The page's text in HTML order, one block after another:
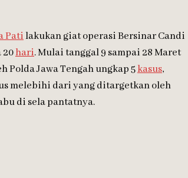
Patilakukan giat operasi Bersinar Candi
20hari. Mulai tanggal 9 sampai 28 Maret
Polda Jawa Tengah ungkap 5kasus,
melebihi dari yang ditargetkan oleh
di sela pantatnya.